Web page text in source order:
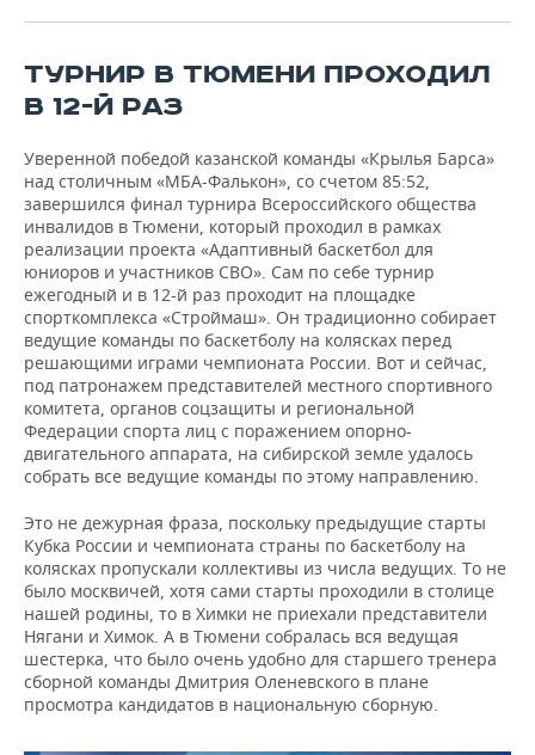
ХОККЕЙ С МЯЧОМ
ПРОИСШЕСТВИЯ
ТУРНИР В ТЮМЕНИ ПРОХОДИЛ
В 12-Й РАЗ
Уверенной победой казанской команды «Крылья Барса»
над столичным «МБА-Фалькон», со счетом 85:52,
завершился финал турнира Всероссийского общества
инвалидов в Тюмени, который проходил в рамках
реализации проекта «Адаптивный баскетбол для
юниоров и участников СВО». Сам по себе турнир
ежегодный и в 12-й раз проходит на площадке
спорткомплекса «Строймаш». Он традиционно собирает
ведущие команды по баскетболу на колясках перед
решающими играми чемпионата России. Вот и сейчас,
под патронажем представителей местного спортивного
комитета, органов соцзащиты и региональной
Федерации спорта лиц с поражением опорно-
двигательного аппарата, на сибирской земле удалось
собрать все ведущие команды по этому направлению.
Это не дежурная фраза, поскольку предыдущие старты
Кубка России и чемпионата страны по баскетболу на
колясках пропускали коллективы из числа ведущих. То не
было москвичей, хотя сами старты проходили в столице
нашей родины, то в Химки не приехали представители
Нягани и Химок. А в Тюмени собралась вся ведущая
шестерка, что было очень удобно для старшего тренера
сборной команды Дмитрия Оленевского в плане
просмотра кандидатов в национальную сборную.